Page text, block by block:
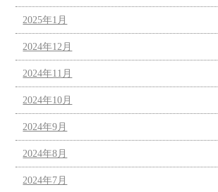
2025年1月
2024年12月
2024年11月
2024年10月
2024年9月
2024年8月
2024年7月